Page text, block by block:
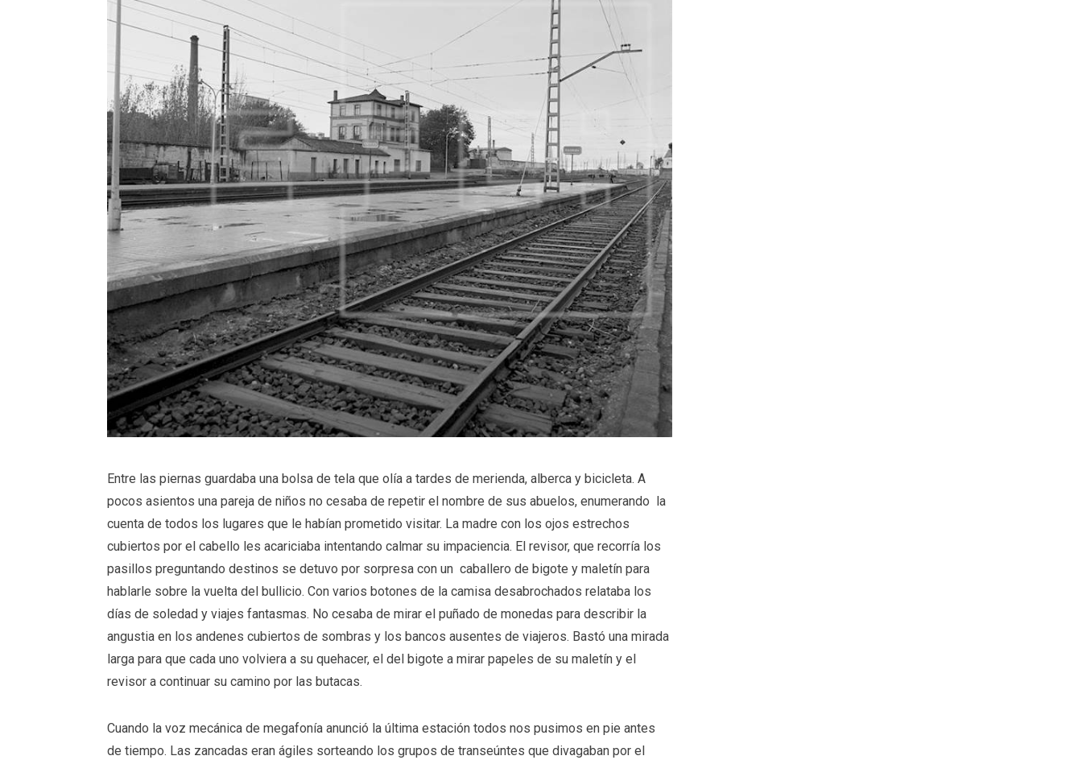
Entre las piernas guardaba una bolsa de tela que olía a tardes de merienda, alberca y bicicleta. A
pocos asientos una pareja de niños no cesaba de repetir el nombre de sus abuelos, enumerando la
cuenta de todos los lugares que le habían prometido visitar. La madre con los ojos estrechos
cubiertos por el cabello les acariciaba intentando calmar su impaciencia. El revisor, que recorría los
pasillos preguntando destinos se detuvo por sorpresa con un caballero de bigote y maletín para
hablarle sobre la vuelta del bullicio. Con varios botones de la camisa desabrochados relataba los
días de soledad y viajes fantasmas. No cesaba de mirar el puñado de monedas para describir la
angustia en los andenes cubiertos de sombras y los bancos ausentes de viajeros. Bastó una mirada
larga para que cada uno volviera a su quehacer, el del bigote a mirar papeles de su maletín y el
revisor a continuar su camino por las butacas.
Cuando la voz mecánica de megafonía anunció la última estación todos nos pusimos en pie antes
de tiempo. Las zancadas eran ágiles sorteando los grupos de transeúntes que divagaban por el